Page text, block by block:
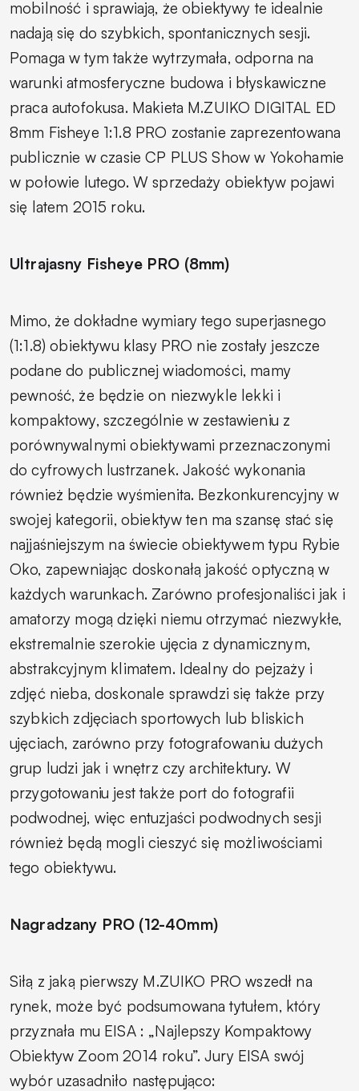
mobilność i sprawiają, że obiektywy te idealnie
nadają się do szybkich, spontanicznych sesji.
Pomaga w tym także wytrzymała, odporna na
warunki atmosferyczne budowa i błyskawiczne
praca autofokusa. Makieta M.ZUIKO DIGITAL ED
8mm Fisheye 1:1.8 PRO zostanie zaprezentowana
publicznie w czasie CP PLUS Show w Yokohamie
w połowie lutego. W sprzedaży obiektyw pojawi
się latem 2015 roku.
Ultrajasny Fisheye PRO (8mm)
Mimo, że dokładne wymiary tego superjasnego
(1:1.8) obiektywu klasy PRO nie zostały jeszcze
podane do publicznej wiadomości, mamy
pewność, że będzie on niezwykle lekki i
kompaktowy, szczególnie w zestawieniu z
porównywalnymi obiektywami przeznaczonymi
do cyfrowych lustrzanek. Jakość wykonania
również będzie wyśmienita. Bezkonkurencyjny w
swojej kategorii, obiektyw ten ma szansę stać się
najjaśniejszym na świecie obiektywem typu Rybie
Oko, zapewniając doskonałą jakość optyczną w
każdych warunkach. Zarówno profesjonaliści jak i
amatorzy mogą dzięki niemu otrzymać niezwykłe,
ekstremalnie szerokie ujęcia z dynamicznym,
abstrakcyjnym klimatem. Idealny do pejzaży i
zdjęć nieba, doskonale sprawdzi się także przy
szybkich zdjęciach sportowych lub bliskich
ujęciach, zarówno przy fotografowaniu dużych
grup ludzi jak i wnętrz czy architektury. W
przygotowaniu jest także port do fotografii
podwodnej, więc entuzjaści podwodnych sesji
również będą mogli cieszyć się możliwościami
tego obiektywu.
Nagradzany PRO (12-40mm)
Siłą z jaką pierwszy M.ZUIKO PRO wszedł na
rynek, może być podsumowana tytułem, który
przyznała mu EISA : „Najlepszy Kompaktowy
Obiektyw Zoom 2014 roku”. Jury EISA swój
wybór uzasadniło następująco: